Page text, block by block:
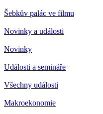
Šebkův palác ve filmu
Novinky a události
Novinky
Události a semináře
Všechny události
Makroekonomie